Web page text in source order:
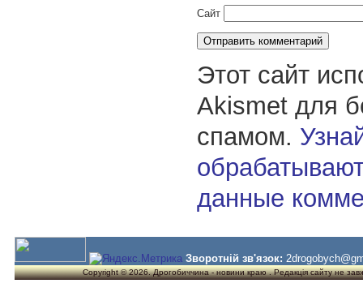
Сайт
Этот сайт
Akismet для
спамом.
данные
Зворотній зв'язок:
Copyright © 2026. Дрогобиччина - новини краю . Редакція сайту не